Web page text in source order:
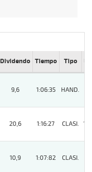
Dividendo Tiempo Tipo Lº
9,6 1:06:35 HAND.
20,6 1:16:27 CLASI. 10
10,9 1:07:82 CLASI.